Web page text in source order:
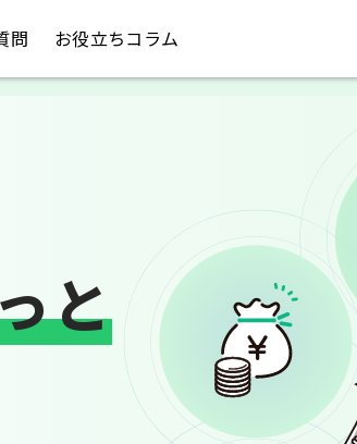
問 お役立ちコラム
と